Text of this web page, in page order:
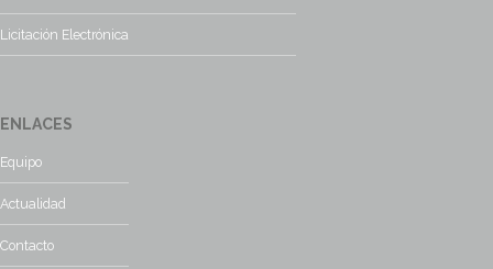
Licitación Electrónica
ENLACES
Equipo
Actualidad
Contacto